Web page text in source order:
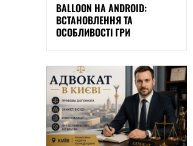
BALLOON НА ANDROID:
ВСТАНОВЛЕННЯ ТА
ОСОБЛИВОСТІ ГРИ